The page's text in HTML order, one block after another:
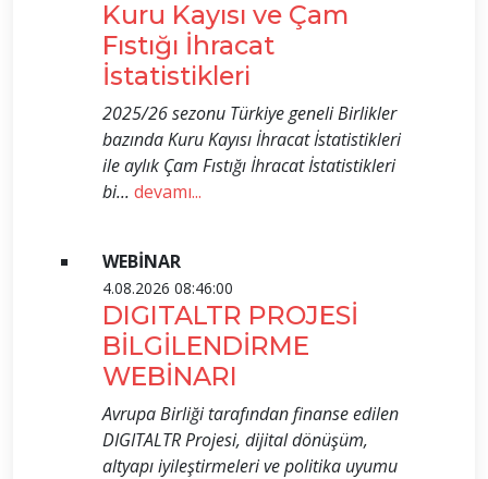
Kuru Kayısı ve Çam
Fıstığı İhracat
İstatistikleri
2025/26 sezonu Türkiye geneli Birlikler
bazında Kuru Kayısı İhracat İstatistikleri
ile aylık Çam Fıstığı İhracat İstatistikleri
bi... devamı...
WEBİNAR
4.08.2026 08:46:00
DIGITALTR PROJESİ
BİLGİLENDİRME
WEBİNARI
Avrupa Birliği tarafından finanse edilen
DIGITALTR Projesi, dijital dönüşüm,
altyapı iyileştirmeleri ve politika uyumu